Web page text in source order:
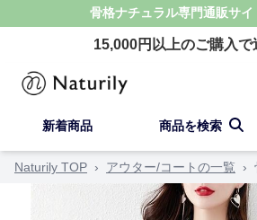
骨格ナチュラル専門通販サイ
15,000円以上のご購入で
新着商品 商品を検索
Naturily TOP › アウター/コートの一覧 ›